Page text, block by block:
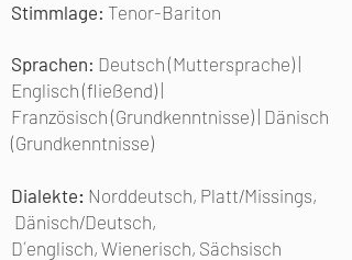
Stimmlage: Tenor-Bariton
Sprachen: Deutsch (Muttersprache) |
Englisch (fließend) |
Französisch (Grundkenntnisse) | Dänisch
(Grundkenntnisse)
Dialekte: Norddeutsch, Platt/Missings,
Dänisch/Deutsch,
D´englisch, Wienerisch, Sächsisch